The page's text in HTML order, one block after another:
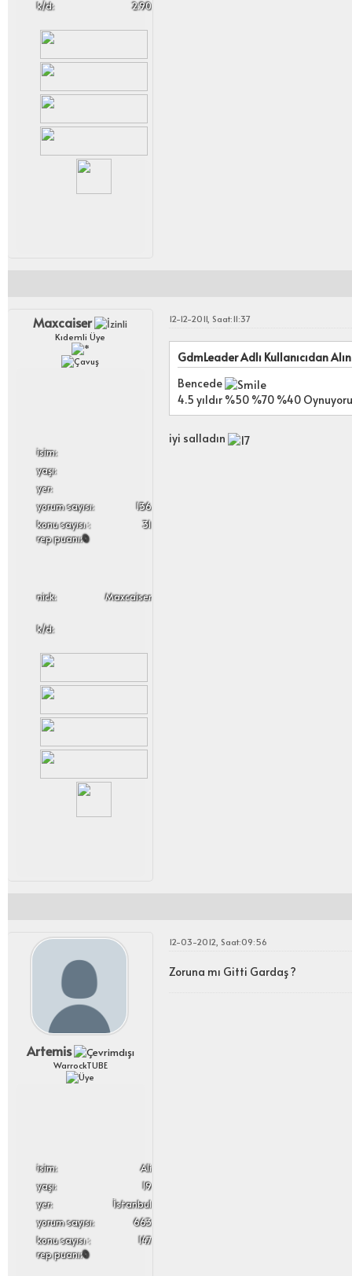
k/d: 2.90
Maxcaiser
Kıdemli Üye
i̇sim:
yaşı:
yer:
yorum sayısı:
136
konu sayısı :
31
rep puanı:0
nick: Maxcaiser
k/d:
12-12-2011, Saat:11:37
GdmLeader Adlı Kullanıcıdan
Bencede
4.5 yıldır %50 %70 %40
iyi salladın
Artemis
WarrockTUBE
i̇sim:
Ali
yaşı:
19
yer:
İstanbul
yorum sayısı:
663
konu sayısı :
147
rep puanı:0
12-03-2012, Saat:09:56
Zoruna mı Gitti Gardaş ?